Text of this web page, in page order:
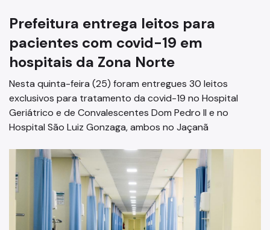
Prefeitura entrega leitos para
pacientes com covid-19 em
hospitais da Zona Norte
Nesta quinta-feira (25) foram entregues 30 leitos
exclusivos para tratamento da covid-19 no Hospital
Geriátrico e de Convalescentes Dom Pedro II e no
Hospital São Luiz Gonzaga, ambos no Jaçanã